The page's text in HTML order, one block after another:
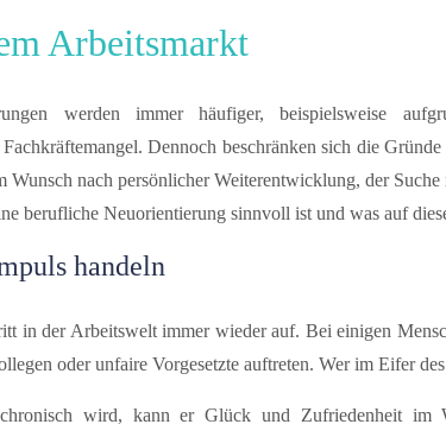
Arbeitsmarkt
werden immer häufiger, beispielsweise
Dennoch beschränken sich die
Wunsch nach persönlicher Weiterentwicklung, der
berufliche Neuorientierung sinnvoll ist und was auf
handeln
in der Arbeitswelt immer wieder auf. Bei einigen
oder unfaire Vorgesetzte auftreten. Wer im Eifer
wird, kann er Glück und Zufriedenheit im